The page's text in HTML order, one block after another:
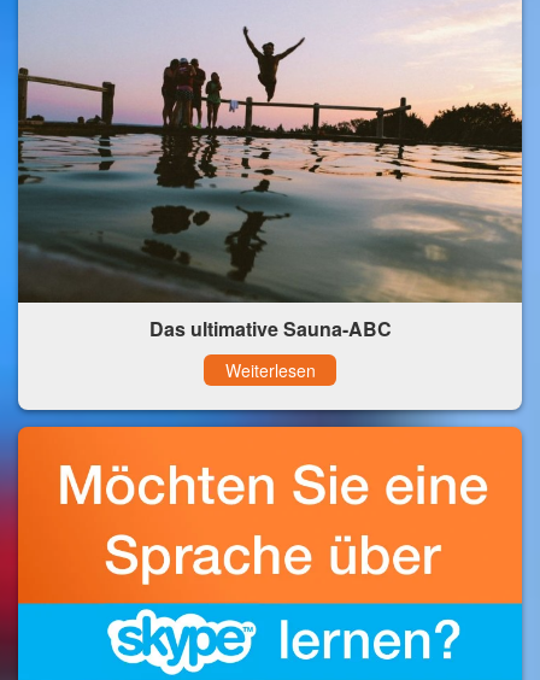
Das ultimative Sauna-ABC
Weiterlesen